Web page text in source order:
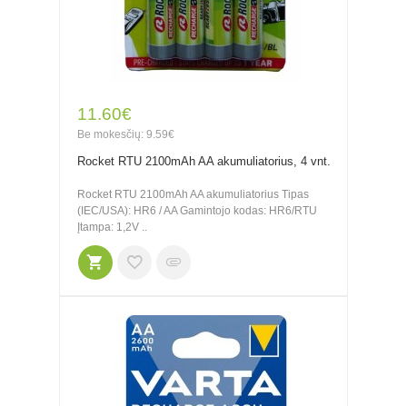
11.60€
Be mokesčių: 9.59€
Rocket RTU 2100mAh AA akumuliatorius, 4 vnt.
Rocket RTU 2100mAh AA akumuliatorius Tipas
(IEC/USA): HR6 / AA Gamintojo kodas: HR6/RTU
Įtampa: 1,2V ..